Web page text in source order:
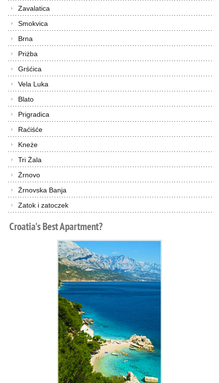
Zavalatica
Smokvica
Brna
Priżba
Grśćica
Vela Luka
Blato
Prigradica
Raćiśće
Kneże
Tri Żala
Żrnovo
Żrnovska Banja
Zatok i zatoczek
Croatia'sBestApartment?